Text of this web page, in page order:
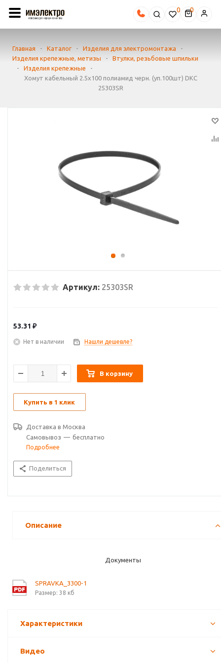
0
Главная - Каталог - Изделия для электромонтажа
-
Изделия крепежные, метизы
-
Втулки, резьбовые шпильки
-
Изделия крепежные
-
Хомут кабельный 2.5х100 полиамид черн. (уп.100шт) DKC
25303SR
Артикул: 25303SR
53.31 ₽
Нет в наличии Нашли дешевле?
В корзину
Купить в 1 клик
Доставка в Москва
Самовывоз — бесплатно
Подробнее
Поделиться
Описание
Документы
SPRAVKA_3300-1
Размер: 38 кб
Характеристики
Видео